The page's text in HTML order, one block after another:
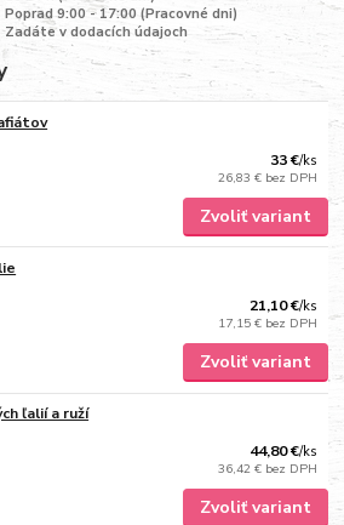
Poprad 9:00 - 17:00 (Pracovné dni)
Zadáte v dodacích údajoch
33 €/ks
26,83 € bez DPH
Zvoliť variant
21,10 €/ks
17,15 € bez DPH
Zvoliť variant
ľalií a ruží
44,80 €/ks
36,42 € bez DPH
Zvoliť variant